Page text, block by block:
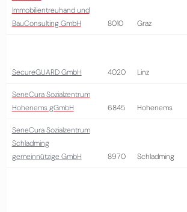
Immobilientreuhand und
BauConsulting GmbH
8010 Graz
SecureGUARD GmbH 4020 Linz
SeneCura Sozialzentrum
Hohenems gGmbH
6845 Hohenems
SeneCura Sozialzentrum
Schladming
gemeinnützige GmbH
8970 Schladming